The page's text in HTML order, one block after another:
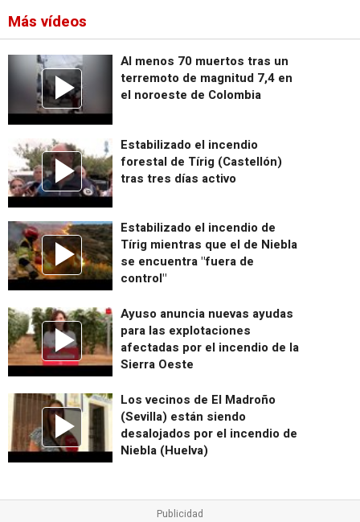
Más vídeos
Al menos 70 muertos tras un
terremoto de magnitud 7,4 en
el noroeste de Colombia
Estabilizado el incendio
forestal de Tírig (Castellón)
tras tres días activo
Estabilizado el incendio de
Tírig mientras que el de Niebla
se encuentra "fuera de
control"
Ayuso anuncia nuevas ayudas
para las explotaciones
afectadas por el incendio de la
Sierra Oeste
Los vecinos de El Madroño
(Sevilla) están siendo
desalojados por el incendio de
Niebla (Huelva)